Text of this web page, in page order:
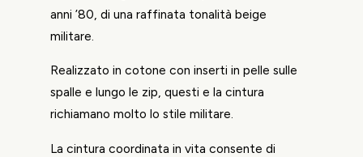
anni ’80, di una raffinata tonalità beige
militare.
Realizzato in cotone con inserti in pelle sulle
spalle e lungo le zip, questi e la cintura
richiamano molto lo stile militare.
La cintura coordinata in vita consente di